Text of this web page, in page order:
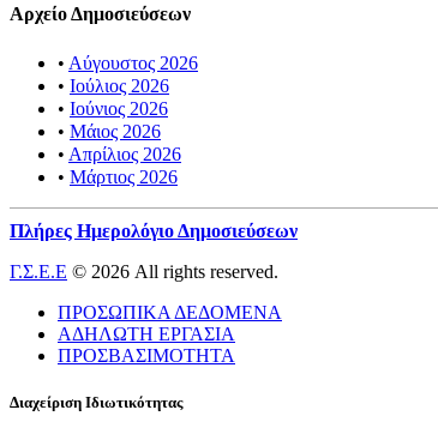
Αρχείο Δημοσιεύσεων
• Αύγουστος 2026
• Ιούλιος 2026
• Ιούνιος 2026
• Μάιος 2026
• Απρίλιος 2026
• Μάρτιος 2026
Πλήρες Ημερολόγιο Δημοσιεύσεων
Γ.Σ.Ε.Ε © 2026 All rights reserved.
ΠΡΟΣΩΠΙΚΑ ΔΕΔΟΜΕΝΑ
ΑΔΗΛΩΤΗ ΕΡΓΑΣΙΑ
ΠΡΟΣΒΑΣΙΜΟΤΗΤΑ
Διαχείριση Ιδιωτικότητας